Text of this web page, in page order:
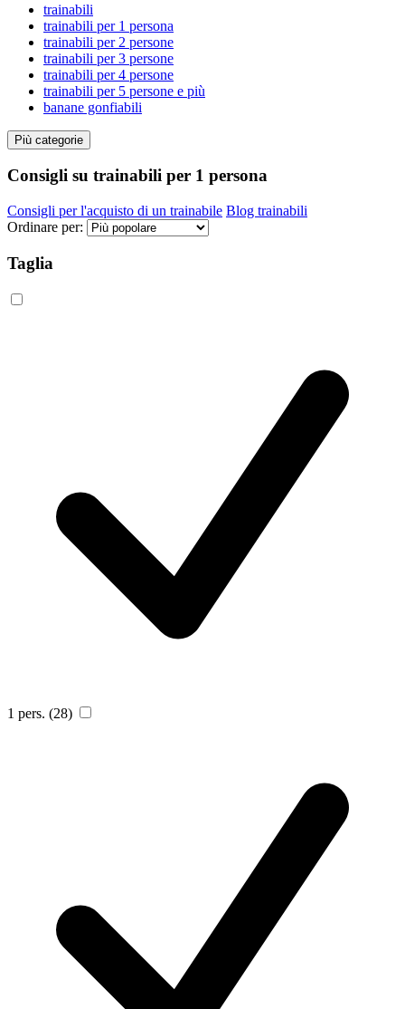
trainabili
trainabili per 1 persona
trainabili per 2 persone
trainabili per 3 persone
trainabili per 4 persone
trainabili per 5 persone e più
banane gonfiabili
Più categorie
Consigli su trainabili per 1 persona
Consigli per l'acquisto di un trainabile Blog trainabili
Ordinare per:
Taglia
1 pers. (28)